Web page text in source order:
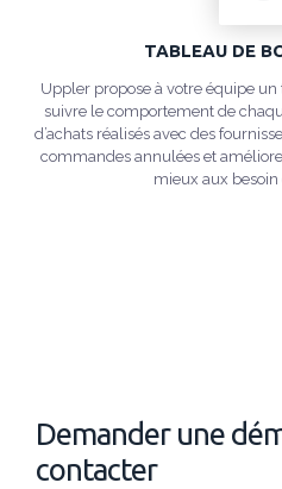
TABLEAU DE
Uppler propose à votre équipe
suivre le comportement de
d’achats réalisés avec des
commandes annulées et
mieux aux besoin
Demander une
contacter